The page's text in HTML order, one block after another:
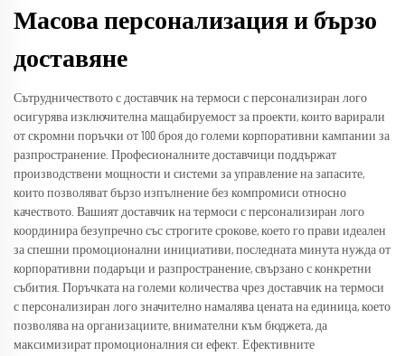
Масова персонализация и бързо
доставяне
Сътрудничеството с доставчик на термоси с персонализиран лого
осигурява изключителна мащабируемост за проекти, които варирали
от скромни поръчки от 100 броя до големи корпоративни кампании за
разпространение. Професионалните доставчици поддържат
производствени мощности и системи за управление на запасите,
които позволяват бързо изпълнение без компромиси относно
качеството. Вашият доставчик на термоси с персонализиран лого
координира безупречно със строгите срокове, което го прави идеален
за спешни промоционални инициативи, последната минута нужда от
корпоративни подаръци и разпространение, свързано с конкретни
събития. Поръчката на големи количества чрез доставчик на термоси
с персонализиран лого значително намалява цената на единица, което
позволява на организациите, внимателни към бюджета, да
максимизират промоционалния си ефект. Ефективните